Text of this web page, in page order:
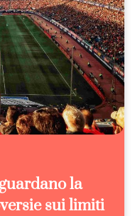
la
sui limiti